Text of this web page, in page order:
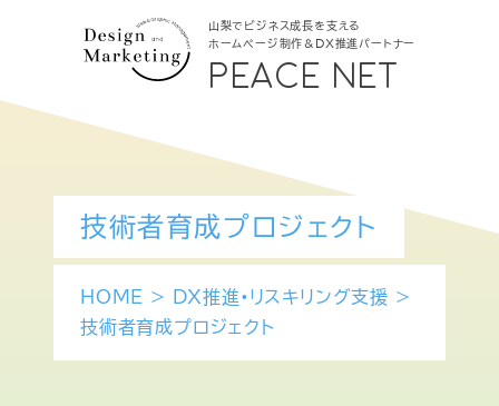
PEACE NET
山梨でビジネス成長を支える
ホームページ制作＆DX推進パートナー
技術者育成プロジェクト
HOME > DX推進•リスキリング支援 >
技術者育成プロジェクト